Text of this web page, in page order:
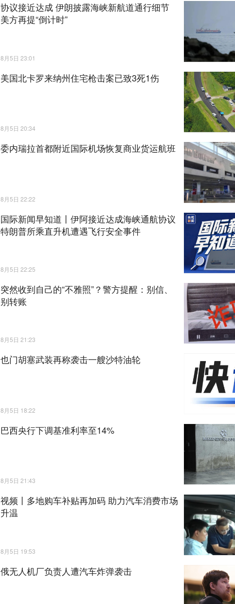
协议接近达成 伊朗披露海峡新航道通行细节
美方再提“倒计时”
8月5日 23:01
美国北卡罗来纳州住宅枪击案已致3死1伤
8月5日 20:34
委内瑞拉首都附近国际机场恢复商业货运航班
8月5日 22:22
国际新闻早知道丨伊阿接近达成海峡通航协议
特朗普所乘直升机遭遇飞行安全事件
8月5日 22:25
突然收到自己的“不雅照”？警方提醒：别信、
别转账
8月5日 21:23
也门胡塞武装再称袭击一艘沙特油轮
8月5日 18:22
巴西央行下调基准利率至14%
8月5日 21:43
视频丨多地购车补贴再加码 助力汽车消费市场
升温
8月5日 19:53
俄无人机厂负责人遭汽车炸弹袭击